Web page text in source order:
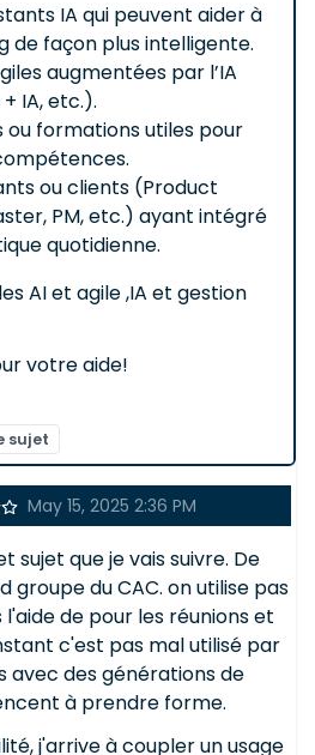
IA qui peuvent aider à
de façon plus intelligente.
augmentées par l’IA
IA, etc.).
ou formations utiles pour
ou clients (Product
PM, etc.) ayant intégré
quotidienne.
AI et agile ,IA et gestion
votre aide!
sujet
May 15, 2025 2:36 PM
sujet que je vais suivre. De
groupe du CAC. on utilise pas
de pour les réunions et
c'est pas mal utilisé par
avec des générations de
à prendre forme.
j'arrive à coupler un usage